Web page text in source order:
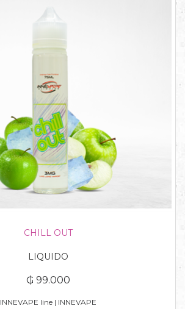
CHILL OUT
LIQUIDO
₲ 99.000
INNEVAPE line | INNEVAPE